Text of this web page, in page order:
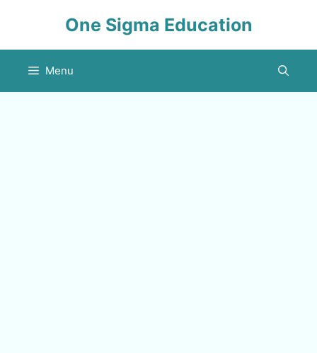
One Sigma Education
Menu